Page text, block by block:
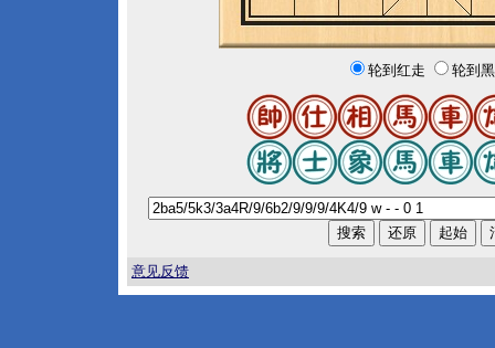
轮到红走 轮到
意见反馈